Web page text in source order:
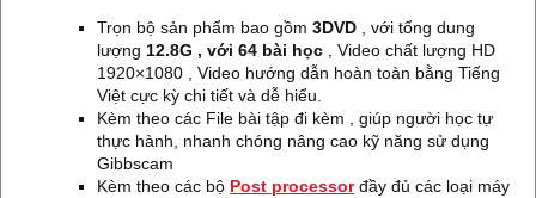
Trọn bộ sản phẩm bao gồm 3DVD , với tổng dung
lượng 12.8G , với 64 bài học , Video chất lượng HD
1920×1080 , Video hướng dẫn hoàn toàn bằng Tiếng
Việt cực kỳ chi tiết và dễ hiểu.
Kèm theo các File bài tập đi kèm , giúp người học tự
thực hành, nhanh chóng nâng cao kỹ năng sử dụng
Gibbscam
Kèm theo các bộ Post processorđầy đủ các loại máy